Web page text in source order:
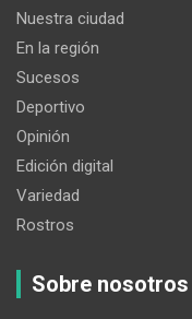
Nuestra ciudad
En la región
Sucesos
Deportivo
Opinión
Edición digital
Variedad
Rostros
Sobre nosotros